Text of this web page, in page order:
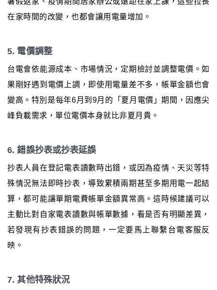
在家時間的改變，也都會讓用電量增加。
5. 電價調整
台電會依能源成本、市場情況，定期檢討並調整電價。如
果剛好遇到電價上調，即使用電量差不多，帳單金額也會
變高。特別是每年6月到9月的「夏月電價」期間，因應尖
峰負載需求，單位電價本身就比非夏月貴。
6. 錯誤抄表或抄表延誤
抄表人員在登記電表讀數時出錯，或因為疫情、天災等特
殊情況無法即時抄表，導致累積兩期甚至多期用電一起結
算，都可能讓單期電費帳單金額異常高。這時候建議可以
主動比對自家電表讀數與帳單數據，看是否有明顯差異，
若發現有抄表錯誤的問題，一定要馬上聯繫台電客服反
映。
7. 其他特殊狀況